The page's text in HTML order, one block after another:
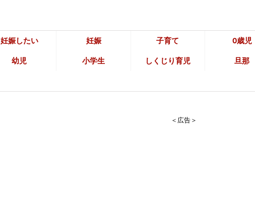
妊娠したい 妊娠 子育て 0歳児
幼児 小学生 しくじり育児 旦那
＜広告＞